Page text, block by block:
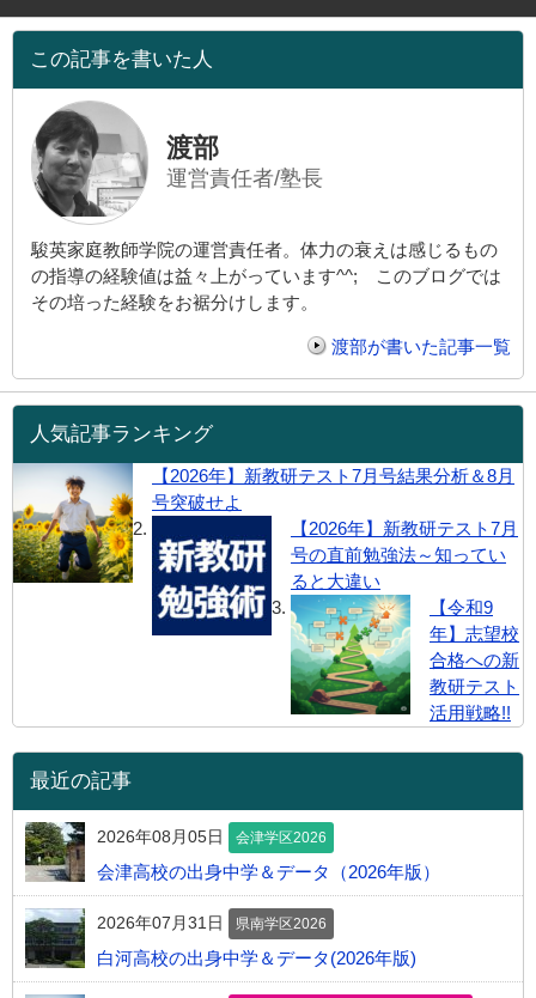
この記事を書いた人
渡部
運営責任者/塾長
駿英家庭教師学院の運営責任者。体力の衰えは感じるもの
の指導の経験値は益々上がっています^^; このブログでは
その培った経験をお裾分けします。
渡部が書いた記事一覧
人気記事ランキング
【2026年】新教研テスト7月号結果分析＆8月
号突破せよ
【2026年】新教研テスト7月
号の直前勉強法～知ってい
ると大違い
【令和9
年】志望校
合格への新
教研テスト
活用戦略!!
最近の記事
2026年08月05日 会津学区2026
会津高校の出身中学＆データ（2026年版）
2026年07月31日 県南学区2026
白河高校の出身中学＆データ(2026年版)